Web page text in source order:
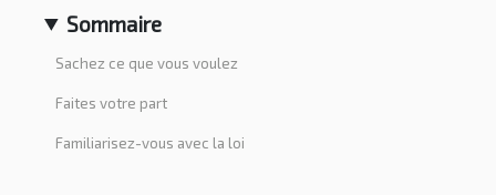
Sommaire
Sachez ce que vous voulez
Faites votre part
Familiarisez-vous avec la loi